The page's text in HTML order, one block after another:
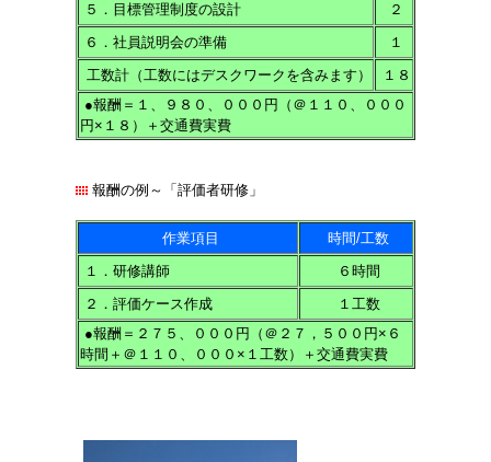
５．目標管理制度の設計
２
６．社員説明会の準備
１
工数計（工数にはデスクワークを含みます）
１８
●報酬＝１、９８０、０００円（＠１１０、０００
円×１８）＋交通費実費
報酬の例～「評価者研修」
作業項目
時間/工数
１．研修講師
６時間
２．評価ケース作成
１工数
●報酬＝２７５、０００円（＠２７，５００円×６
時間＋＠１１０、０００×１工数）＋交通費実費